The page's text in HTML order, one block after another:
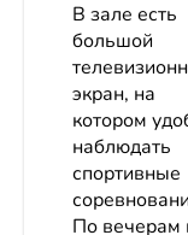
В зале есть
большой
экран, на
котором
наблюдать
спортивные
По вечерам